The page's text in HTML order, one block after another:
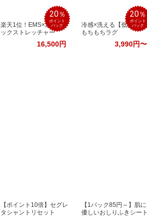
20％
ポイント
バック
楽天1位！EMS×温熱ネ
ックストレッチャー
16,500円
20％
ポイント
バック
冷感×洗える【低反発】
もちもちラグ
3,990円〜
【ポイント10倍】セグレ
タシャントリセット
【1パック85円～】肌に
優しいおしりふきシート